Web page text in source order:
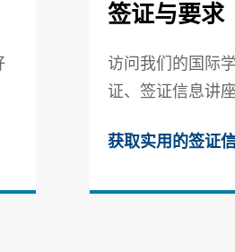
签证与要求
访问我们的国际
证、签证信息讲
获取实用的签证